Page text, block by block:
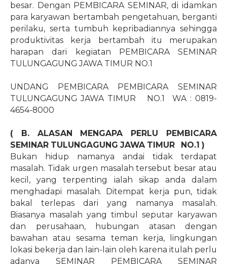
besar. Dengan PEMBICARA SEMINAR, di idamkan
para karyawan bertambah pengetahuan, berganti
perilaku, serta tumbuh kepribadiannya sehingga
produktivitas kerja bertambah itu merupakan
harapan dari kegiatan PEMBICARA SEMINAR
TULUNGAGUNG JAWA TIMUR NO.1
UNDANG PEMBICARA PEMBICARA SEMINAR
TULUNGAGUNG JAWA TIMUR NO.1 WA : 0819-
4654-8000
( B. ALASAN MENGAPA PERLU PEMBICARA
SEMINAR TULUNGAGUNG JAWA TIMUR NO.1 )
Bukan hidup namanya andai tidak terdapat
masalah. Tidak urgen masalah tersebut besar atau
kecil, yang terpenting ialah sikap anda dalam
menghadapi masalah. Ditempat kerja pun, tidak
bakal terlepas dari yang namanya masalah.
Biasanya masalah yang timbul seputar karyawan
dan perusahaan, hubungan atasan dengan
bawahan atau sesama teman kerja, lingkungan
lokasi bekerja dan lain-lain oleh karena itulah perlu
adanya SEMINAR PEMBICARA SEMINAR